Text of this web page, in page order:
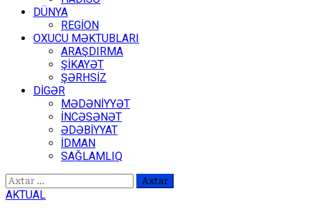
DÜNYA
REGİON
OXUCU MƏKTUBLARI
ARAŞDIRMA
ŞİKAYƏT
ŞƏRHSİZ
DİGƏR
MƏDƏNİYYƏT
İNCƏSƏNƏT
ƏDƏBİYYAT
İDMAN
SAĞLAMLIQ
Axtarış:
AKTUAL